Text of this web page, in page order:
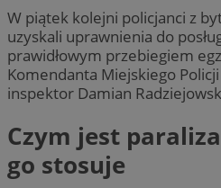
W piątek kolejni policjanci z
uzyskali uprawnienia do
prawidłowym przebiegiem
Komendanta Miejskiego
inspektor Damian
Czym jest
go stosuje